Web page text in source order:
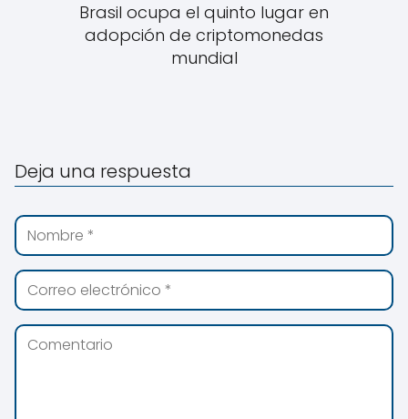
Brasil ocupa el quinto lugar en
adopción de criptomonedas
mundial
Deja una respuesta